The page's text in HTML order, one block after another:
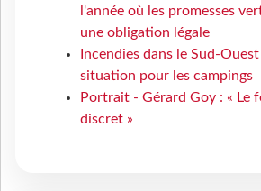
l'année où les promesses
une obligation légale
Incendies dans le Sud-
situation pour les campings
Portrait - Gérard Goy : « Le
discret »